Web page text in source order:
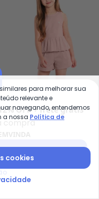
Infantil Menina
(Rosa)
67,99R$ 169,99
juros
OFF + frete grátis
compra
para melhorar sua
relevante e
navegando, entendemos
a nossa Política de
cookies